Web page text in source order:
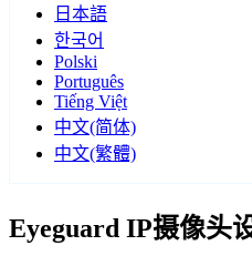
日本語
한국어
Polski
Português
Tiếng Việt
中文(简体)
中文(繁體)
Eyeguard IP摄像头